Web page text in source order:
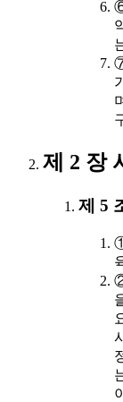
제 2 장
제 5